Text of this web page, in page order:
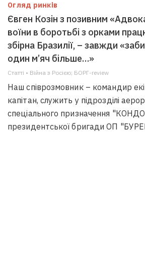
Огляд ринків
Євген Козін з позивним
воїни в боротьбі з орками
збірна Бразилії, – завжди
один м’яч більше…»
Статті • Війна з Росією; БОРГ-review
Наш співрозмовник – командир
капітан, служить у підрозділі
спеціального призначення
президентської бригади ОП